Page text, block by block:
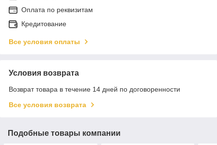
Оплата по реквизитам
Кредитование
Все условия оплаты
Условия возврата
Возврат товара в течение 14 дней по договоренности
Все условия возврата
Подобные товары компании